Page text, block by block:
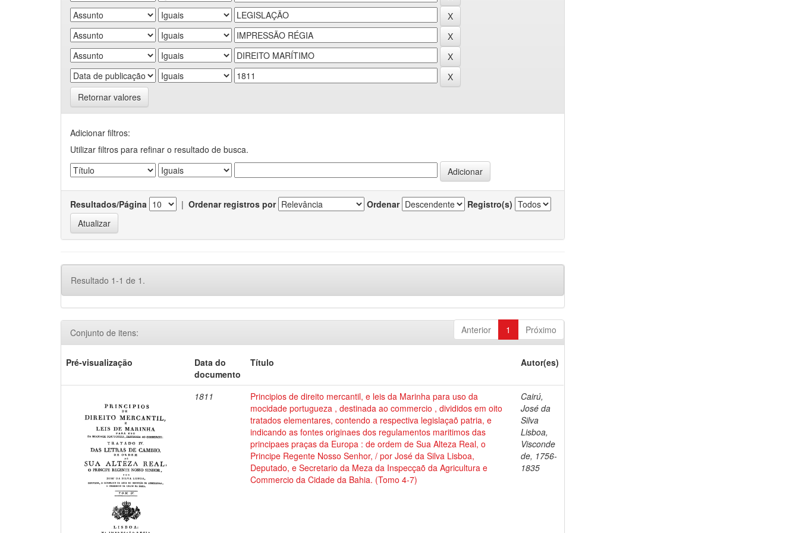
Retornar valores
Adicionar filtros:
Utilizar filtros para refinar o resultado de busca.
Resultados/Página | Ordenar registros por Ordenar Registro(s)
Resultado 1-1 de 1.
Anterior 1 Próximo
Conjunto de itens:
Pré-visualização
Data do
documento
Título Autor(es)
1811
Principios de direito mercantil, e leis da Marinha para uso da
mocidade portugueza , destinada ao commercio , divididos em oito
tratados elementares, contendo a respectiva legislaçaõ patria, e
indicando as fontes originaes dos regulamentos maritimos das
principaes praças da Europa : de ordem de Sua Alteza Real, o
Principe Regente Nosso Senhor, / por José da Silva Lisboa,
Deputado, e Secretario da Meza da Inspecçaõ da Agricultura e
Commercio da Cidade da Bahia. (Tomo 4-7)
Cairú,
José da
Silva
Lisboa,
Visconde
de, 1756-
1835